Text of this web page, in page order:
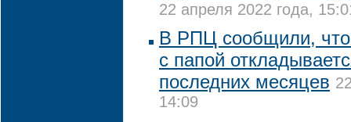
22 апреля 2022 года,
В РПЦ сообщили, что
с папой
последних месяцев
14:09